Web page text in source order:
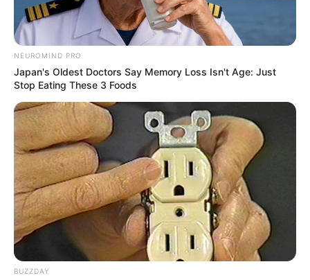
NEUROMIND PRO
Japan's Oldest Doctors Say Memory Loss Isn't Age: Just
Stop Eating These 3 Foods
BUZZDAY